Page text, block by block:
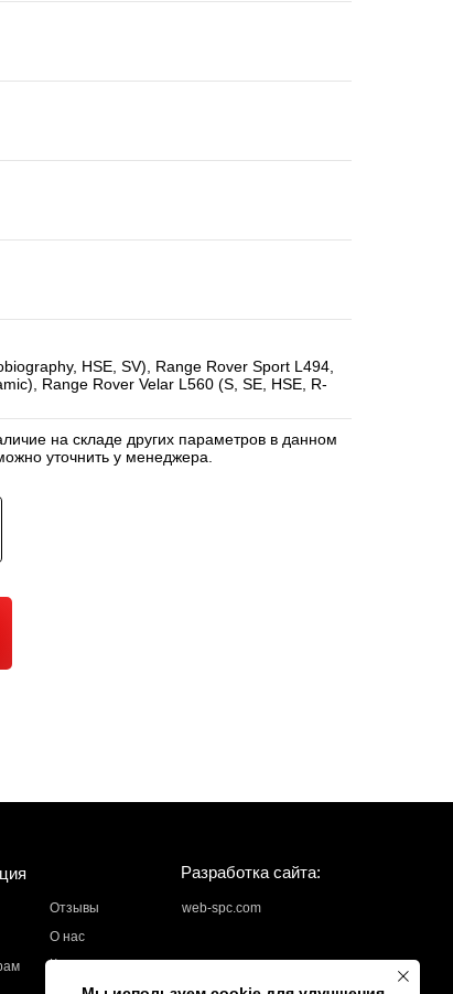
HSE, SV), Range Rover Sport L494,
Range Rover Velar L560 (S, SE, HSE, R-
на складе других параметров в данном
уточнить у менеджера.
Разработка сайта:
Отзывы
О нас
Контакты
web-spc.com